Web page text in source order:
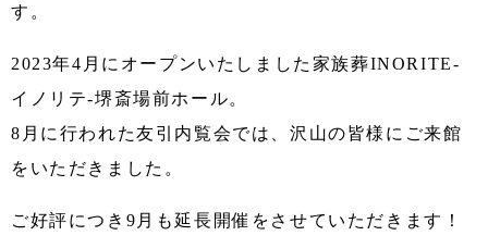
す。
2023年4月にオープンいたしました家族葬INORITE-
イノリテ-堺斎場前ホール。
8月に行われた友引内覧会では、沢山の皆様にご来館
をいただきました。
ご好評につき9月も延長開催をさせていただきます！